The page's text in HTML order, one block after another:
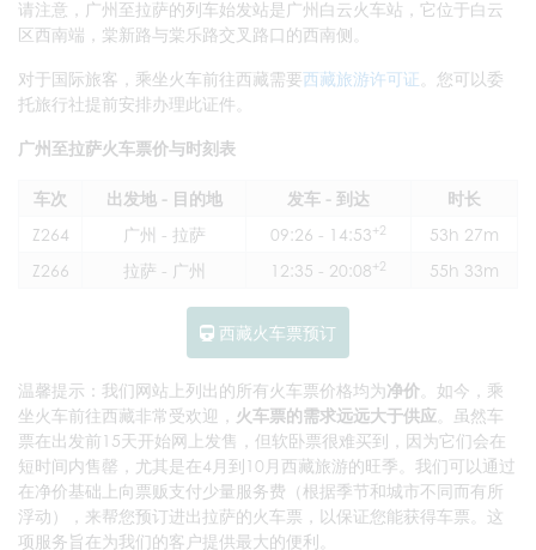
请注意，广州至拉萨的列车始发站是广州白云火车站，它位于白云
区西南端，棠新路与棠乐路交叉路口的西南侧。
对于国际旅客，乘坐火车前往西藏需要西藏旅游许可证 。您可以委
托旅行社提前安排办理此证件。
广州至拉萨火车票价与时刻表
车次 出发地 - 目的地 发车 - 到达
时长
Z264
广州 - 拉萨 09:26 - 14:53+2
53h 27m
Z266
拉萨 - 广州 12:35 - 20:08+2 55h 33m
西藏火车票预订
温馨提示：我们网站上列出的所有火车票价格均为净价 。如今，乘
坐火车前往西藏非常受欢迎，
火车票的需求远远大于供应 。虽然车
票在出发前15天开始网上发售，但软卧票很难买到，因为它们会在
短时间内售罄，尤其是在4月到10月西藏旅游的旺季。我们可以通过
在净价基础上向票贩支付少量服务费（根据季节和城市不同而有所
浮动），来帮您预订进出拉萨的火车票，以保证您能获得车票。这
项服务旨在为我们的客户提供最大的便利。